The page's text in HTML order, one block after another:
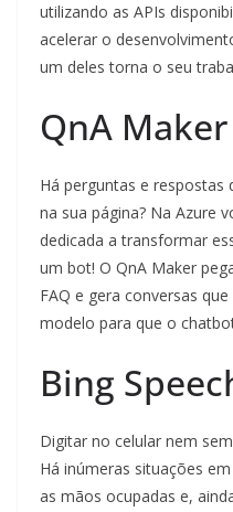
utilizando as APIs
acelerar o
um deles torna o seu
QnA Maker
Há perguntas e respostas
na sua página? Na Azure
dedicada a transformar
um bot! O QnA Maker
FAQ e gera conversas
modelo para que o
Bing
Digitar no celular nem
Há inúmeras situações
as mãos ocupadas e,